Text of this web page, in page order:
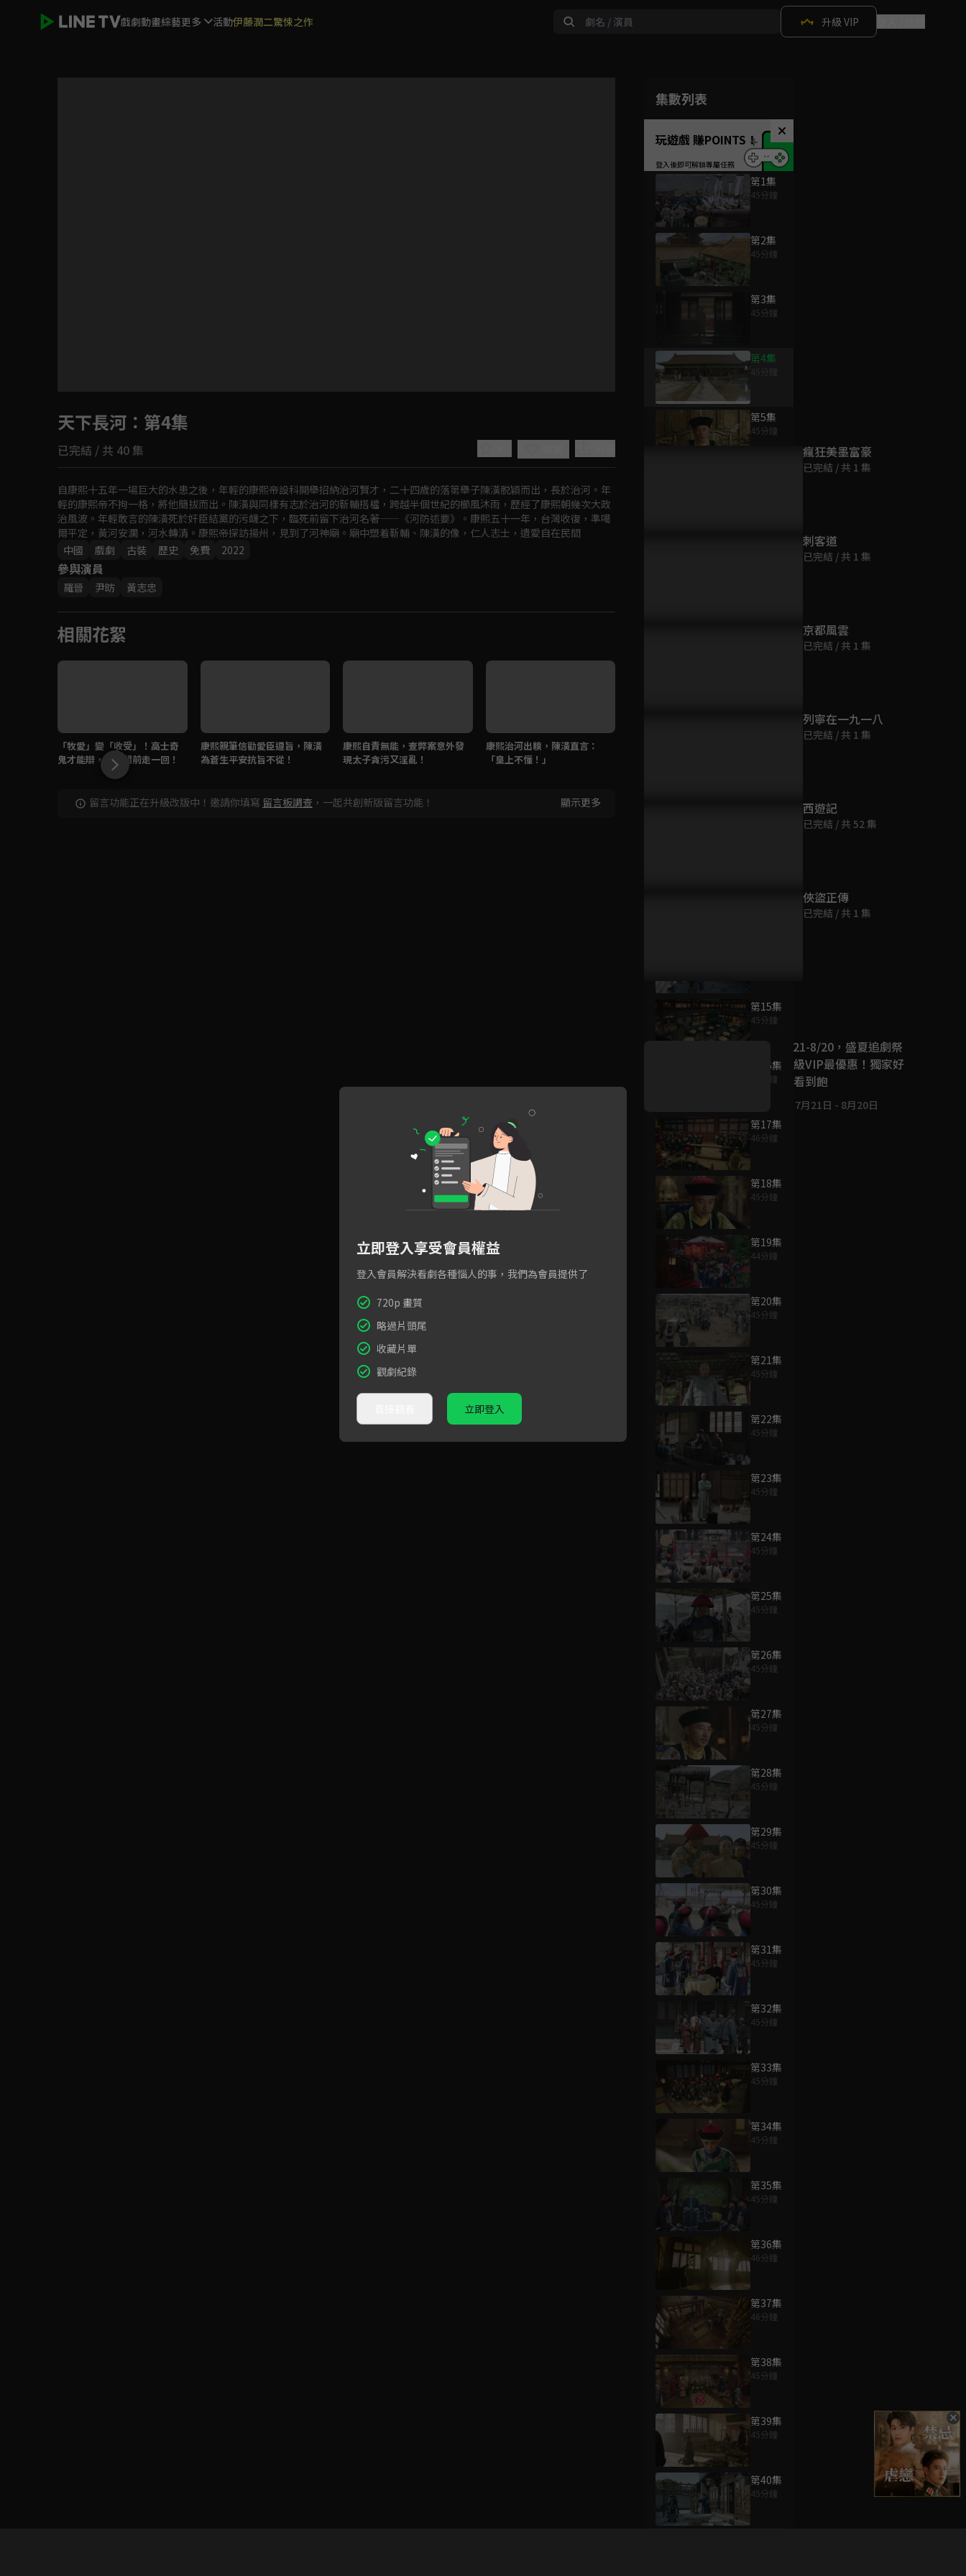
戲劇動畫綜藝更多 活動伊藤潤二驚悚之作 升級 VIP
Video
如有不便請見諒
集數列表
玩遊戲 賺POINTS！
第1集
45分鐘
第2集
45分鐘
第3集
45分鐘
第4集
第5集
45分鐘
第15集
45分鐘
第16集
46分鐘
第17集
46分鐘
第18集
45分鐘
第19集
44分鐘
第20集
45分鐘
第21集
45分鐘
第22集
45分鐘
第23集
45分鐘
第24集
45分鐘
第25集
45分鐘
第26集
45分鐘
第27集
45分鐘
第28集
45分鐘
第29集
45分鐘
第30集
45分鐘
第31集
45分鐘
第32集
45分鐘
第33集
45分鐘
第34集
45分鐘
第35集
45分鐘
第36集
46分鐘
第37集
46分鐘
第38集
45分鐘
第39集
45分鐘
第40集
45分鐘
天下長河 ：第4集
已完結 / 共 40 集
自康熙十五年一場巨大的水患之後，年輕的康熙帝設科開舉招納治河賢才，二十四歲的落第舉子陳潢脱穎而出，長於治河。年
輕的康熙帝不拘一格，將他簡拔而出。陳潢與同樣有志於治河的靳輔搭檔，跨越半個世紀的櫛風沐雨，歷經了康熙朝幾次大政
治風波。年輕敢言的陳潢死於奸臣結黨的污衊之下，臨死前留下治河名著——《河防述要》。康熙五十一年，台灣收復，準噶
爾平定，黃河安瀾，河水轉清。康熙帝探訪揚州，見到了河神廟。廟中塑着靳輔、陳潢的像，仁人志士，遺愛自在民間
中國
戲劇 古裝 歷史 免費 2022
參與演員
羅晉 尹昉 黃志忠
相關花絮
「牧愛」變「收受」！高士奇
鬼才能辯，鬼門關前走一回！
康熙親筆信勸愛臣遵旨，陳潢
為蒼生平安抗旨不從！
康熙自責無能，查弊案意外發
現太子貪污又淫亂！
康熙治河出糗，陳潢直言：
「皇上不懂！」
陳潢直言皇上太愚蠢，高士奇
留言功能正在升級改版中！邀請你填寫 留言板調查 ，一起共創新版留言功能！ 顯示更多
為您推薦
瘋狂美墨富豪
已完結 / 共 1 集
刺客道
已完結 / 共 1 集
京都風雲
已完結 / 共 1 集
列寧在一九一八
已完結 / 共 1 集
西遊記
已完結 / 共 52 集
俠盜正傳
已完結 / 共 1 集
好康資訊
7/21-8/20，盛夏追劇祭
升級VIP最優惠！獨家好
戲看到飽
7月21日 - 8月20日
立即登入享受會員權益
登入會員解決看劇各種惱人的事，我們為會員提供了
720p 畫質
略過片頭尾
收藏片單
觀劇紀錄
立即登入